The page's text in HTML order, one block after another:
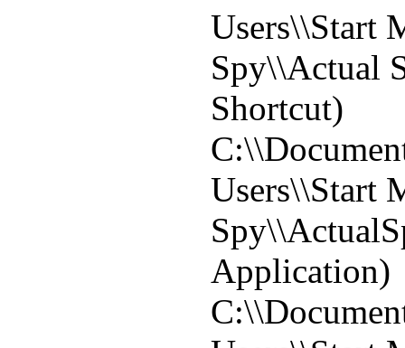
Users\\Start
Spy\\Actual
Shortcut)
Users\\Start
Application)